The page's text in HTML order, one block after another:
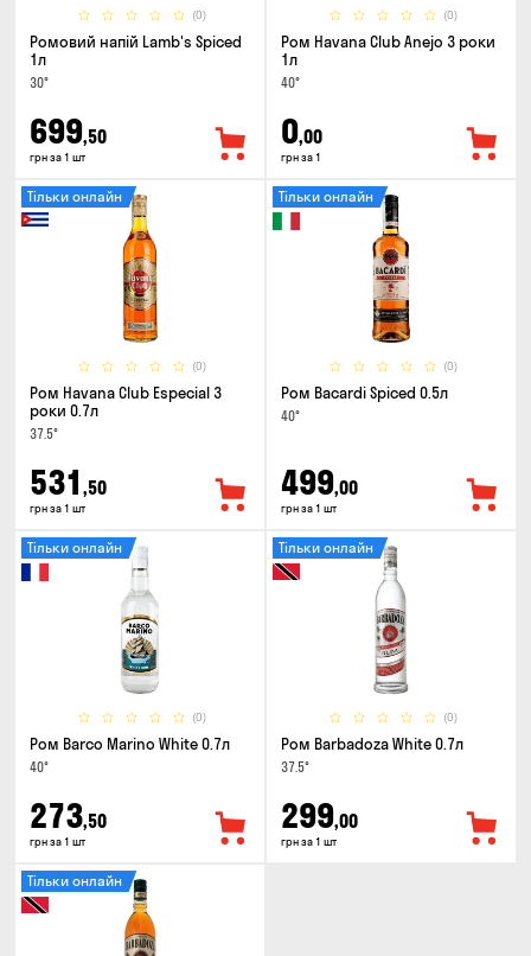
(0)
Ромовий напій Lamb's Spiced
1л
30°
699,50
грн за 1 шт
(0)
Ром Havana Club Anejo 3 роки
1л
40°
0,00
грн за 1
(0)
Тільки онлайн
Ром Havana Club Especial 3
роки 0.7л
37.5°
531 ,50
грн за 1 шт
(0)
Тільки онлайн
Ром Bacardi Spiced 0.5л
40°
499,00
грн за 1 шт
(0)
Тільки онлайн
Ром Barco Marino White 0.7л
40°
273,50
грн за 1 шт
(0)
Тільки онлайн
Ром Barbadoza White 0.7л
37.5°
299,00
грн за 1 шт
Тільки онлайн